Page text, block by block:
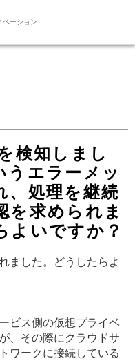
ベーション
検知しまし
うエラーメッ
、処理を継続
を求められま
よいですか？
ました。どうしたらよ
ビス側の仮想プライベ
、その際にクラウドサ
ワークに接続している